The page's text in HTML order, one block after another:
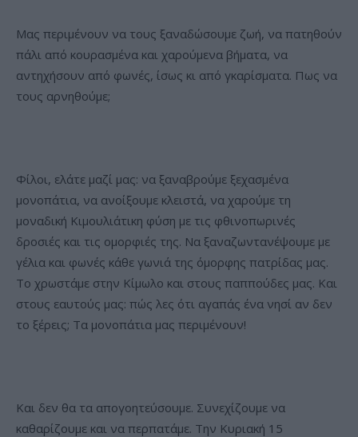
Μας περιμένουν να τους ξαναδώσουμε ζωή, να πατηθούν
πάλι από κουρασμένα και χαρούμενα βήματα, να
αντηχήσουν από φωνές, ίσως κι από γκαρίσματα. Πως να
τους αρνηθούμε;
Φίλοι, ελάτε μαζί μας: να ξαναβρούμε ξεχασμένα
μονοπάτια, να ανοίξουμε κλειστά, να χαρούμε τη
μοναδική Κιμουλιάτικη φύση με τις φθινοπωρινές
δροσιές και τις ομορφιές της. Να ξαναζωντανέψουμε με
γέλια και φωνές κάθε γωνιά της όμορφης πατρίδας μας.
Το χρωστάμε στην Κίμωλο και στους παππούδες μας. Και
στους εαυτούς μας: πώς λες ότι αγαπάς ένα νησί αν δεν
το ξέρεις; Τα μονοπάτια μας περιμένουν!
Και δεν θα τα απογοητεύσουμε. Συνεχίζουμε να
καθαρίζουμε και να περπατάμε. Την Κυριακή 15